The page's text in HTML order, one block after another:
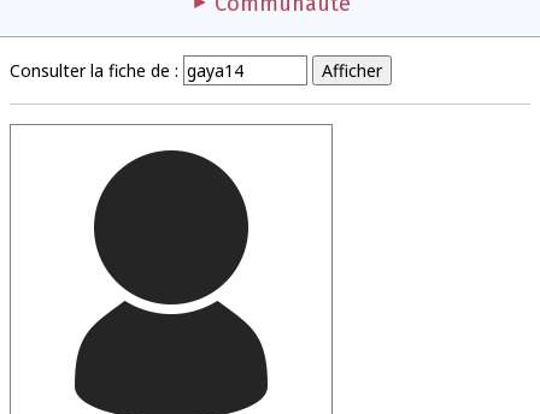
Consulter la fiche de :